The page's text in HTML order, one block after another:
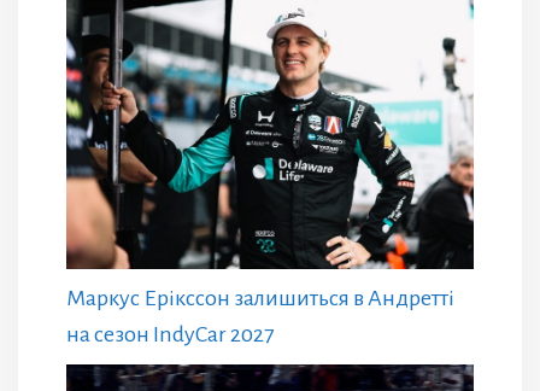
Маркус Ерікссон залишиться в Андретті
на сезон IndyCar 2027